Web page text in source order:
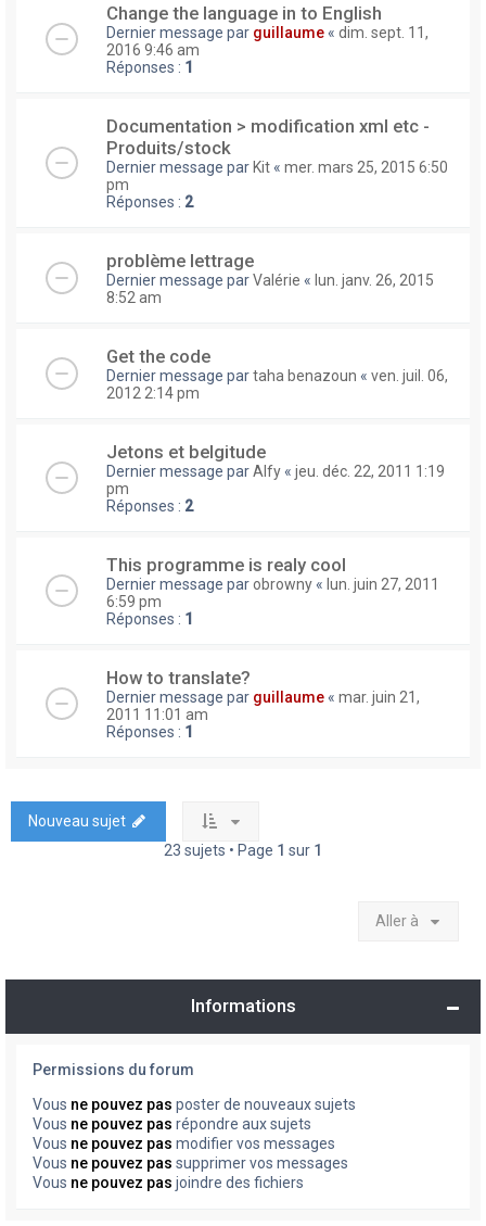
Change the language in to English
Dernier message par guillaume « dim. sept. 11,
2016 9:46 am
Réponses : 1
Documentation > modification xml etc -
Produits/stock
Dernier message parKit « mer. mars 25, 2015 6:50
pm
Réponses : 2
problème lettrage
Dernier message parValérie « lun. janv. 26, 2015
8:52 am
Get the code
Dernier message partaha benazoun « ven. juil. 06,
2012 2:14 pm
Jetons et belgitude
Dernier message parAlfy « jeu. déc. 22, 2011 1:19
pm
Réponses : 2
This programme is realy cool
Dernier message parobrowny « lun. juin 27, 2011
6:59 pm
Réponses : 1
How to translate?
Dernier message par guillaume « mar. juin 21,
2011 11:01 am
Réponses : 1
Nouveau sujet
23 sujets • Page 1 sur 1
Aller à
Informations
Permissions du forum
Vous ne pouvez pas poster de nouveaux sujets
Vous ne pouvez pas répondre aux sujets
Vous ne pouvez pas modifier vos messages
Vous ne pouvez pas supprimer vos messages
Vous ne pouvez pas joindre des fichiers